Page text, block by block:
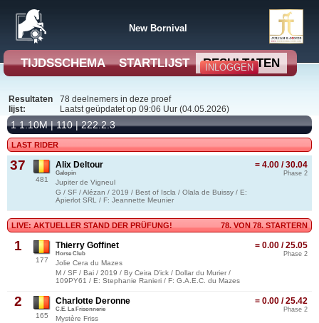
INLOGGEN
New Bornival
TIJDSSCHEMA STARTLIJST RESULTATEN
Resultaten
lijst:
78 deelnemers in deze proef
Laatst geüpdatet op 09:06 Uur (04.05.2026)
1 1.10M | 110 | 222.2.3
LAST RIDER
37
481
= 4.00 / 30.04
Phase 2
Alix Deltour
Galopin
Jupiter de Vigneul
G / SF / Alézan / 2019 / Best of Iscla / Olala de Buissy / E:
Apierlot SRL / F: Jeannette Meunier
78. VON 78. STARTERN
LIVE: AKTUELLER STAND DER PRÜFUNG!
1
177
= 0.00 / 25.05
Phase 2
Thierry Goffinet
Horse Club
Jolie Cera du Mazes
M / SF / Bai / 2019 / By Ceira D'ick / Dollar du Murier /
109PY61 / E: Stephanie Ranieri / F: G.A.E.C. du Mazes
2
165
= 0.00 / 25.42
Phase 2
Charlotte Deronne
C.E. La Frisonnerie
Mystère Friss